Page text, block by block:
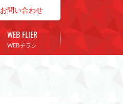
お問い合わせ
WEBチラシ
WEB FLIER